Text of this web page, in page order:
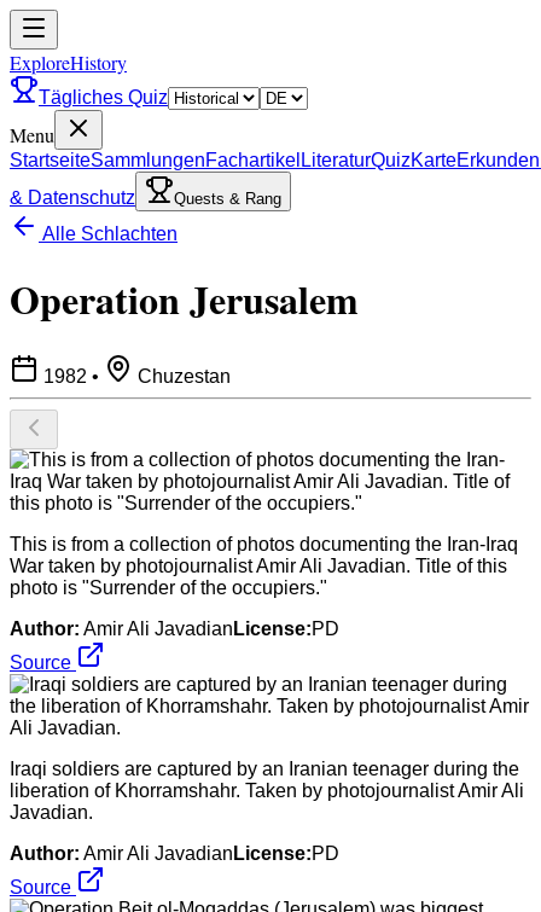
ExploreHistory
Tägliches Quiz
Menu
StartseiteSammlungenFachartikel LiteraturQuizKarteErkunden
& Datenschutz
Quests & Rang
Alle Schlachten
Operation Jerusalem
1982 • Chuzestan
This is from a collection of photos documenting the Iran-Iraq
War taken by photojournalist Amir Ali Javadian. Title of this
photo is "Surrender of the occupiers."
Author: Amir Ali Javadian License:PD
Source
Iraqi soldiers are captured by an Iranian teenager during the
liberation of Khorramshahr. Taken by photojournalist Amir Ali
Javadian.
Author: Amir Ali Javadian License:PD
Source